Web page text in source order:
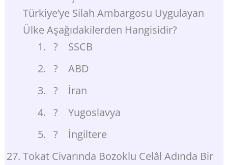
Türkiye’ye Silah Ambargosu Uygulayan
Ülke Aşağıdakilerden Hangisidir?
? SSCB
? ABD
? İran
? Yugoslavya
? İngiltere
Tokat Civarında Bozoklu Celâl Adında Bir